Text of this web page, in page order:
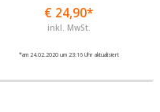
€ 24,90*
inkl. MwSt.
*am 24.02.2020 um 23:16 Uhr aktualisiert